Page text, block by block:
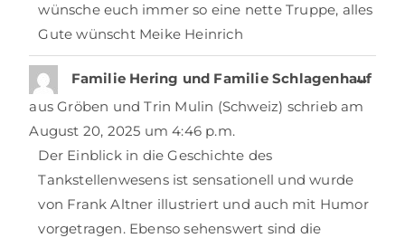
wünsche euch immer so eine nette Truppe, alles
Gute wünscht Meike Heinrich
Familie Hering und Familie Schlagenhauf
aus Gröben und Trin Mulin (Schweiz) schrieb am
August 20, 2025 um 4:46 p.m.
Der Einblick in die Geschichte des
Tankstellenwesens ist sensationell und wurde
von Frank Altner illustriert und auch mit Humor
vorgetragen. Ebenso sehenswert sind die
…